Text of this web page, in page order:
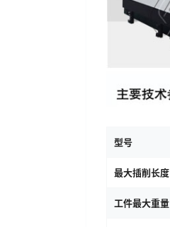
型号
最大插削长度
工件最大重量